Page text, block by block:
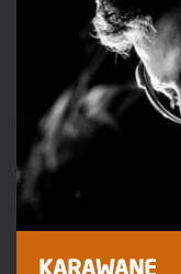
KARAWANE